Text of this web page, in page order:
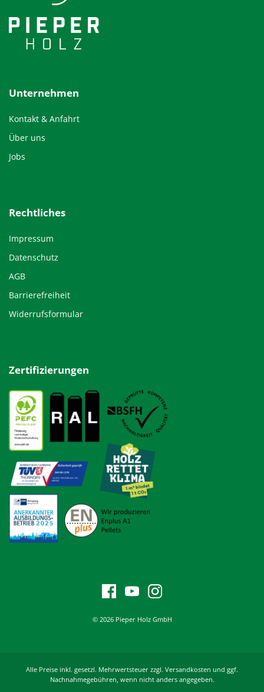
Unternehmen
Kontakt & Anfahrt
Über uns
Jobs
Rechtliches
Impressum
Datenschutz
AGB
Barrierefreiheit
Widerrufsformular
Zertifizierungen
© 2026 Pieper Holz GmbH
Alle Preise inkl. gesetzl. Mehrwertsteuer zzgl. Versandkosten und ggf.
Nachnahmegebühren, wenn nicht anders angegeben.